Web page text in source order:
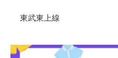
東武東上線